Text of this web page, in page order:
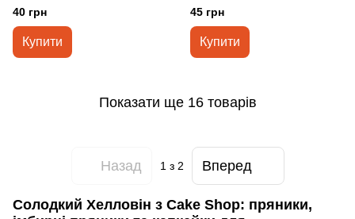
40 грн
Купити
45 грн
Купити
Показати ще 16 товарів
Назад 1 з 2 Вперед
Солодкий Хелловін з Cake Shop: пряники,